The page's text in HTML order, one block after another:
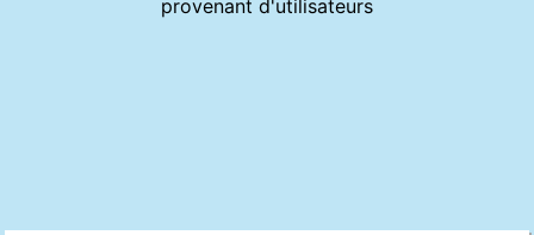
provenant d'utilisateurs